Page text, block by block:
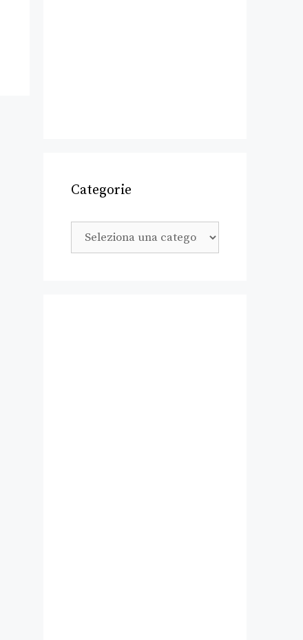
Categorie